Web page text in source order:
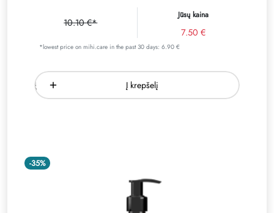
10.10 €*
Jūsų kaina
7.50 €
*lowest price on mihi.care in the past 30 days: 6.90 €
Į krepšelį
-35%